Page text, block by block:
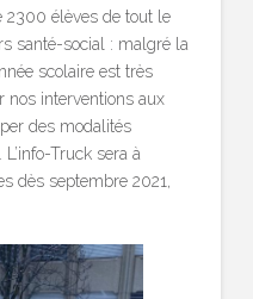
2300 élèves de tout le
santé-social : malgré la
scolaire est très
nos interventions aux
des modalités
Truck sera à
dès septembre 2021,